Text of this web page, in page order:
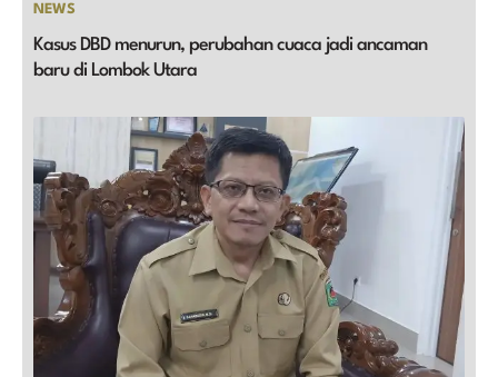
NEWS
Kasus DBD menurun, perubahan cuaca jadi ancaman
baru di Lombok Utara